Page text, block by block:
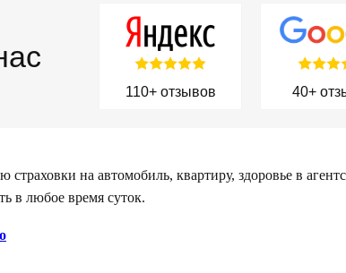
40+
110+ отзывов
страховки на автомобиль, квартиру, здоровье в
в любое время суток.